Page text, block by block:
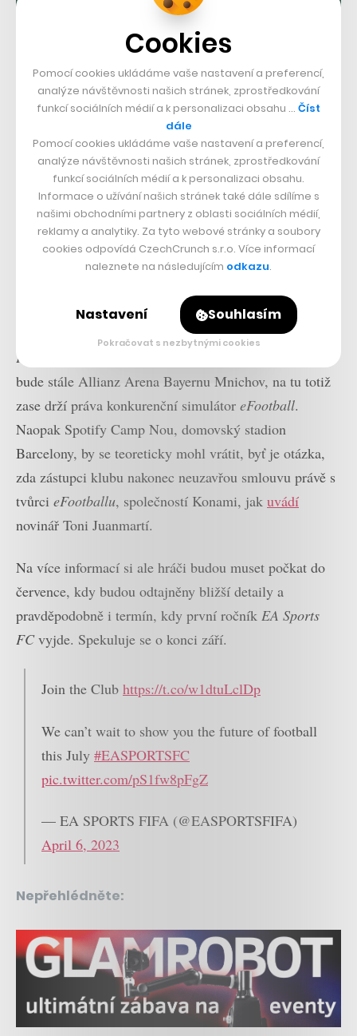
například o oficiální mód pro hraní mistrovství světa,
který vycházel jednou za čtyři roky. Ten vEA Sports
FC
bude stále Allianz Arena Bayernu Mnichov, na tu totiž
zase drží práva konkurenční simulátor eFootball.
Naopak Spotify Camp Nou, domovský stadion
Barcelony, by se teoreticky mohl vrátit, byť je otázka,
zda zástupci klubu nakonec neuzavřou smlouvu právě s
tvůrci eFootballu, společností Konami, jak uvádí
novinář Toni Juanmartí.
Na více informací si ale hráči budou muset počkat do
července, kdy budou odtajněny bližší detaily a
pravděpodobně i termín, kdy první ročník EA Sports
FCvyjde. Spekuluje se o konci září.
Join the Club https://t.co/w1dtuLclDp
We can’t wait to show you the future of football
this July #EASPORTSFC
pic.twitter.com/pS1fw8pFgZ
— EA SPORTS FIFA (@EASPORTSFIFA)
April 6, 2023
Nepřehlédněte:
Cookies
Pomocí cookies ukládáme vaše nastavení a preferencí,
analýze návštěvnosti našich stránek, zprostředkování
funkcí sociálních médií a k personalizaci obsahu … Číst
dále
Pomocí cookies ukládáme vaše nastavení a preferencí,
analýze návštěvnosti našich stránek, zprostředkování
funkcí sociálních médií a k personalizaci obsahu.
Informace o užívání našich stránek také dále sdílíme s
našimi obchodními partnery z oblasti sociálních médií,
reklamy a analytiky. Za tyto webové stránky a soubory
cookies odpovídá CzechCrunch s.r.o. Více informací
naleznete na následujícím odkazu.
Nastavení Souhlasím
Pokračovat s nezbytnými cookies